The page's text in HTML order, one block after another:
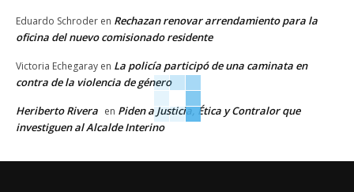
Eduardo Schroder en Rechazan renovar arrendamiento para la
oficina del nuevo comisionado residente
Victoria Echegaray en La policía participó de una caminata en
contra de la violencia de género
Heriberto Rivera en Piden a Justicia, Ética y Contralor que
investiguen al Alcalde Interino